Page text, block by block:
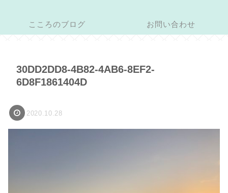
こころのブログ お問い合わせ
30DD2DD8-4B82-4AB6-8EF2-
6D8F1861404D
2020.10.28